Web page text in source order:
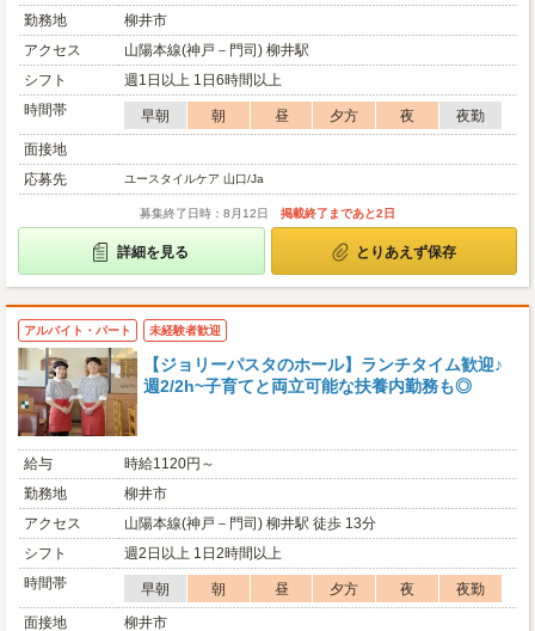
勤務地
柳井市
アクセス
山陽本線(神戸－門司) 柳井駅
シフト
週1日以上 1日6時間以上
時間帯
早朝 朝 昼 夕方 夜
夜勤
面接地
応募先
ユースタイルケア 山口/Ja
募集終了日時：8月12日 掲載終了まであと2日
詳細を見る とりあえず保存
アルバイト・パート 未経験者歓迎
【ジョリーパスタのホール】ランチタイム歓迎♪
週2/2h~子育てと両立可能な扶養内勤務も◎
給与
時給1120円～
勤務地
柳井市
アクセス
山陽本線(神戸－門司) 柳井駅 徒歩 13分
シフト
週2日以上 1日2時間以上
時間帯
早朝 朝 昼 夕方 夜
夜勤
面接地
柳井市